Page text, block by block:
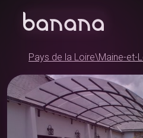
Pays de la Loire\Maine-et-